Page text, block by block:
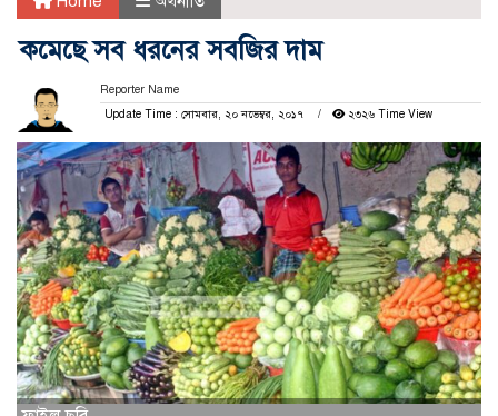
কমেছে সব ধরনের সবজির দাম
Reporter Name
Update Time : সোমবার, ২০ নভেম্বর, ২০১৭
২৩২৬ Time View